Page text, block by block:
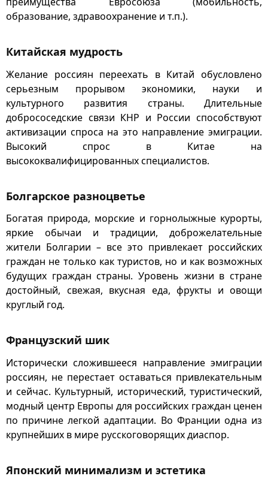
образование, здравоохранение и т.п.).
Китайская мудрость
Желание россиян переехать в Китай обусловлено
серьезным прорывом экономики, науки и
культурного развития страны. Длительные
добрососедские связи КНР и России способствуют
активизации спроса на это направление эмиграции.
Высокий спрос в Китае на
высококвалифицированных специалистов.
Болгарское разноцветье
Богатая природа, морские и горнолыжные курорты,
яркие обычаи и традиции, доброжелательные
жители Болгарии – все это привлекает российских
граждан не только как туристов, но и как возможных
будущих граждан страны. Уровень жизни в стране
достойный, свежая, вкусная еда, фрукты и овощи
круглый год.
Французский шик
Исторически сложившееся направление эмиграции
россиян, не перестает оставаться привлекательным
и сейчас. Культурный, исторический, туристический,
модный центр Европы для российских граждан ценен
по причине легкой адаптации. Во Франции одна из
крупнейших в мире русскоговорящих диаспор.
Японский минимализм и эстетика